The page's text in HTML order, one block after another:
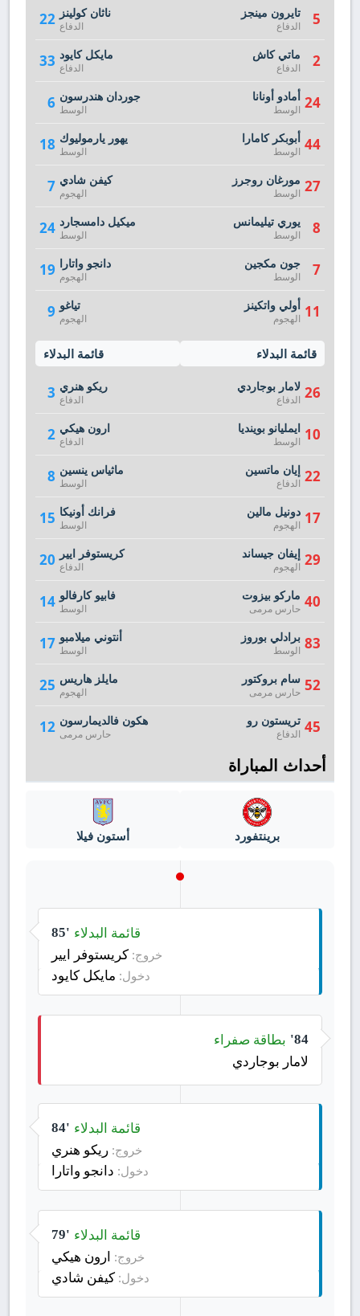
22 ناثان كولينز
الدفاع
33 مايكل كايود
الدفاع
6 جوردان هندرسون
الوسط
18 يهور يارموليوك
الوسط
7 كيفن شادي
الهجوم
24 ميكيل دامسجارد
الوسط
19 دانجو واتارا
الهجوم
9 تياغو
الهجوم
قائمة البدلاء
3 ريكو هنري
الدفاع
2 ارون هيكي
الدفاع
8 ماثياس ينسين
الوسط
15 فرانك أونيكا
الوسط
20 كريستوفر ايير
الدفاع
14 فابيو كارفالو
الوسط
17 أنتوني ميلامبو
الوسط
25 مايلز هاريس
الهجوم
12 هكون فالديمارسون
حارس مرمى
5 تايرون مينجز
الدفاع
2 ماتي كاش
الدفاع
24 أمادو أونانا
الوسط
44 أبوبكر كامارا
الوسط
27 مورغان روجرز
الوسط
8 يوري تيليمانس
الوسط
7 جون مكجين
الوسط
11 أولي واتكينز
الهجوم
قائمة البدلاء
26 لامار بوجاردي
الدفاع
10 ايمليانو بوينديا
الوسط
22 إيان ماتسين
الدفاع
17 دونيل مالين
الهجوم
29 إيفان جيساند
الهجوم
40 ماركو بيزوت
حارس مرمى
83 برادلي بوروز
الوسط
52 سام بروكتور
حارس مرمى
45 تريستون رو
الدفاع
أحداث المباراة
برينتفورد أستون فيلا
85' قائمة البدلاء
خروج: كريستوفر ايير
دخول: مايكل كايود
84' بطاقة صفراء
لامار بوجاردي
84' قائمة البدلاء
خروج: ريكو هنري
دخول: دانجو واتارا
79' قائمة البدلاء
خروج: ارون هيكي
دخول: كيفن شادي